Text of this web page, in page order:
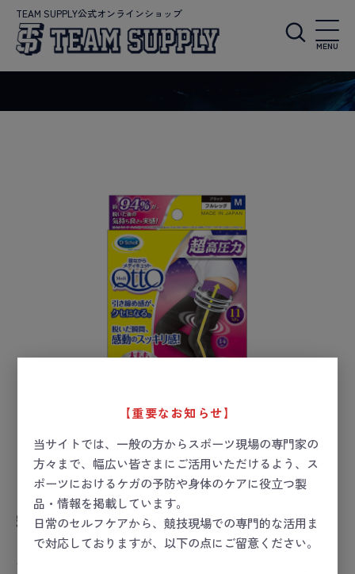
TEAM SUPPLY公式オンラインショップ
MENU
【重要なお知らせ】
当サイトでは、一般の方からスポーツ現場の専門家の
方々まで、幅広い皆さまにご活用いただけるよう、ス
ポーツにおけるケガの予防や身体のケアに役立つ製
品・情報を掲載しています。
日常のセルフケアから、競技現場での専門的な活用ま
で対応しておりますが、以下の点にご留意ください。
寝ながらメディキュットフルレッグEXブラッ
クM
お届け目安：1週間以内